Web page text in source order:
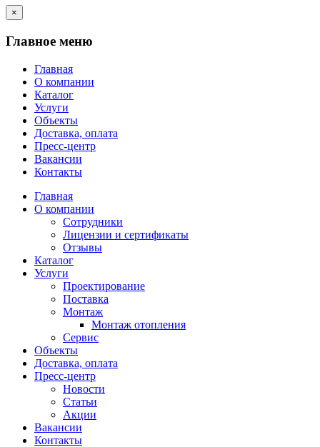
×
Главное меню
Главная
О компании
Каталог
Услуги
Объекты
Доставка, оплата
Пресс-центр
Вакансии
Контакты
Главная
О компании
Сотрудники
Лицензии и сертификаты
Отзывы
Каталог
Услуги
Проектирование
Поставка
Монтаж
Монтаж отопления
Сервис
Объекты
Доставка, оплата
Пресс-центр
Новости
Статьи
Акции
Вакансии
Контакты